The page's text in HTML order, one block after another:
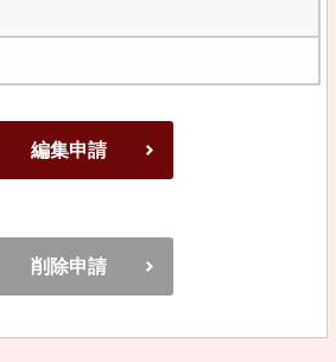
編集申請
削除申請